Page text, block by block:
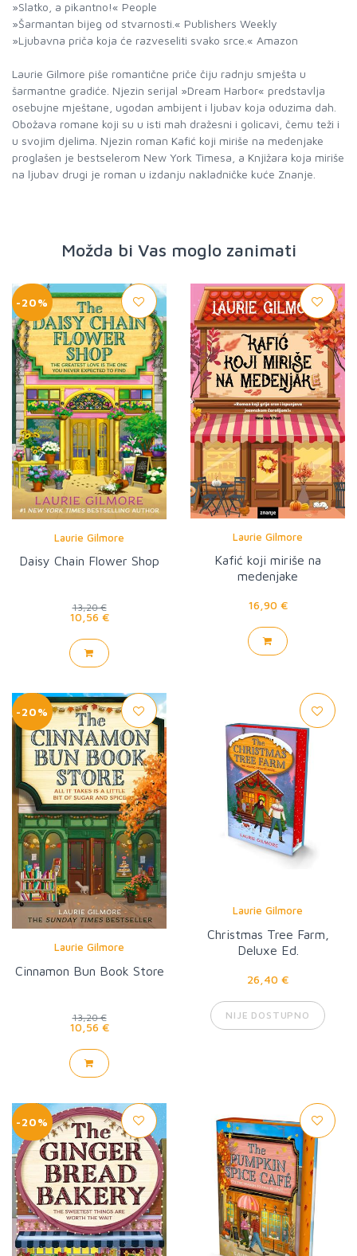
»Slatko, a pikantno!« People
»Šarmantan bijeg od stvarnosti.« Publishers Weekly
»Ljubavna priča koja će razveseliti svako srce.« Amazon
Laurie Gilmore piše romantične priče čiju radnju smješta u
šarmantne gradiće. Njezin serijal »Dream Harbor« predstavlja
osebujne mještane, ugodan ambijent i ljubav koja oduzima dah.
Obožava romane koji su u isti mah dražesni i golicavi, čemu teži i
u svojim djelima. Njezin roman Kafić koji miriše na medenjake
proglašen je bestselerom New York Timesa, a Knjižara koja miriše
na ljubav drugi je roman u izdanju nakladničke kuće Znanje.
Možda bi Vas moglo zanimati
-20%
Laurie Gilmore
Daisy Chain Flower Shop
13,20 €
10,56 €
Laurie Gilmore
Kafić koji miriše na
medenjake
16,90 €
-20%
Laurie Gilmore
Cinnamon Bun Book Store
13,20 €
10,56 €
Laurie Gilmore
Christmas Tree Farm,
Deluxe Ed.
26,40 €
NIJE DOSTUPNO
-20%